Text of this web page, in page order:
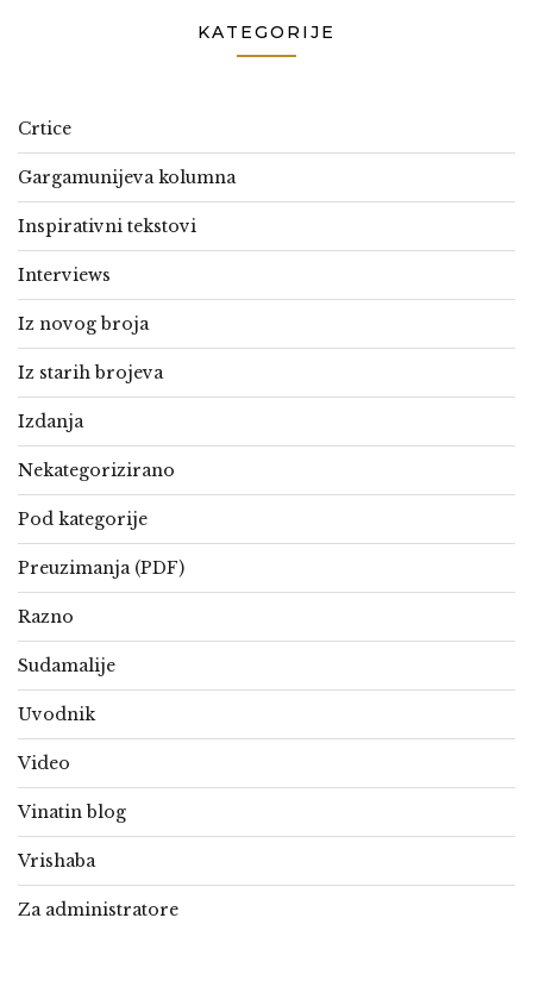
KATEGORIJE
Crtice
Gargamunijeva kolumna
Inspirativni tekstovi
Interviews
Iz novog broja
Iz starih brojeva
Izdanja
Nekategorizirano
Pod kategorije
Preuzimanja (PDF)
Razno
Sudamalije
Uvodnik
Video
Vinatin blog
Vrishaba
Za administratore